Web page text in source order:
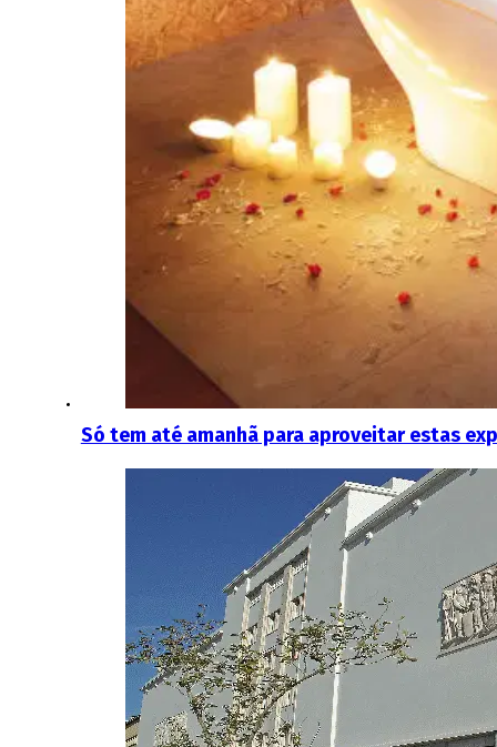
Só tem até amanhã para aproveitar estas